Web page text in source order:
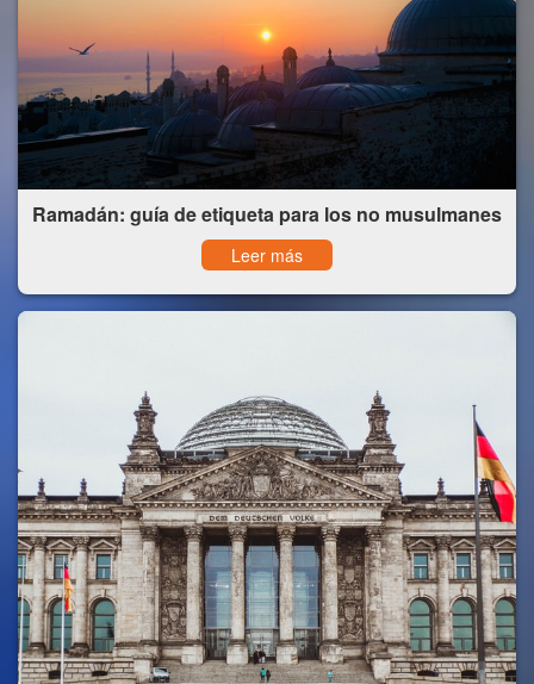
Ramadán: guía de etiqueta para los no musulmanes
Leer más